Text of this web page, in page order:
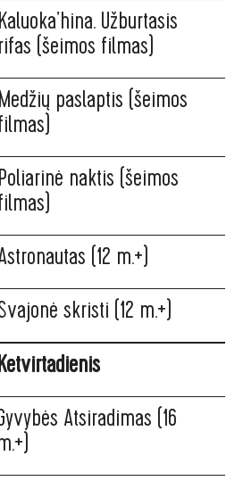
Kaluoka’hina. Užburtasis
rifas (šeimos filmas)
Medžių paslaptis (šeimos
Poliarinė naktis (šeimos
(12 m.+)
skristi (12 m.+)
Atsiradimas (16